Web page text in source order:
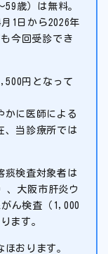
歳）は無料。
1日から2026年
今回受診でき
円となって
かに医師による
、当診療所では
痰検査対象者は
、大阪市肝炎ウ
ん検査（1,000
ます。
おります。